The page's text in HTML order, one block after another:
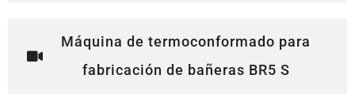
Máquina de termoconformado para
fabricación de bañeras BR5 S